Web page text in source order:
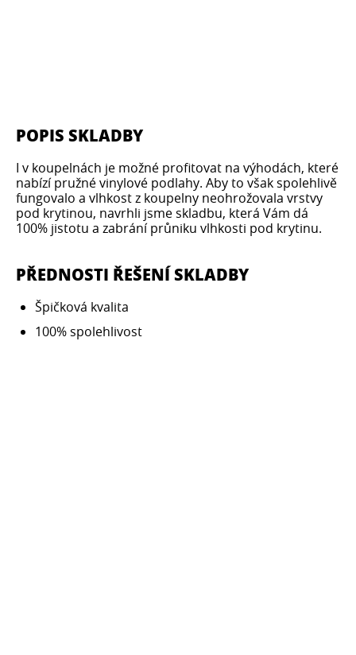
POPIS SKLADBY
I v koupelnách je možné profitovat na výhodách, které
nabízí pružné vinylové podlahy. Aby to však spolehlivě
fungovalo a vlhkost z koupelny neohrožovala vrstvy
pod krytinou, navrhli jsme skladbu, která Vám dá
100% jistotu a zabrání průniku vlhkosti pod krytinu.
PŘEDNOSTI ŘEŠENÍ SKLADBY
Špičková kvalita
100% spolehlivost